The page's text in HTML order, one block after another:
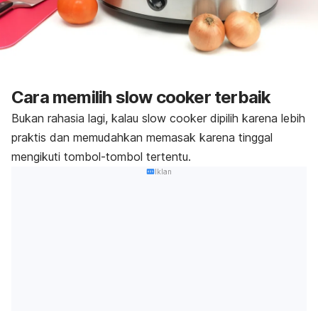
Cara memilih slow cookerterbaik
Bukan rahasia lagi, kalau slow cooker dipilih karena lebih
praktis dan memudahkan memasak karena tinggal
mengikuti tombol-tombol tertentu.
Iklan